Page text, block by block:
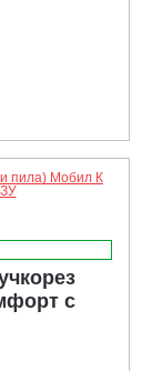
с